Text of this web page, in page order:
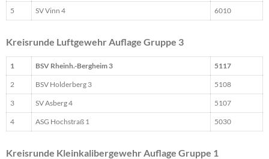
5 SV Vinn 4 6010
Kreisrunde Luftgewehr Auflage Gruppe 3
1 BSV Rheinh.-Bergheim 3 5117
2 BSV Holderberg 3 5108
3 SV Asberg 4 5107
4 ASG Hochstraß 1 5030
Kreisrunde Kleinkalibergewehr Auflage Gruppe 1